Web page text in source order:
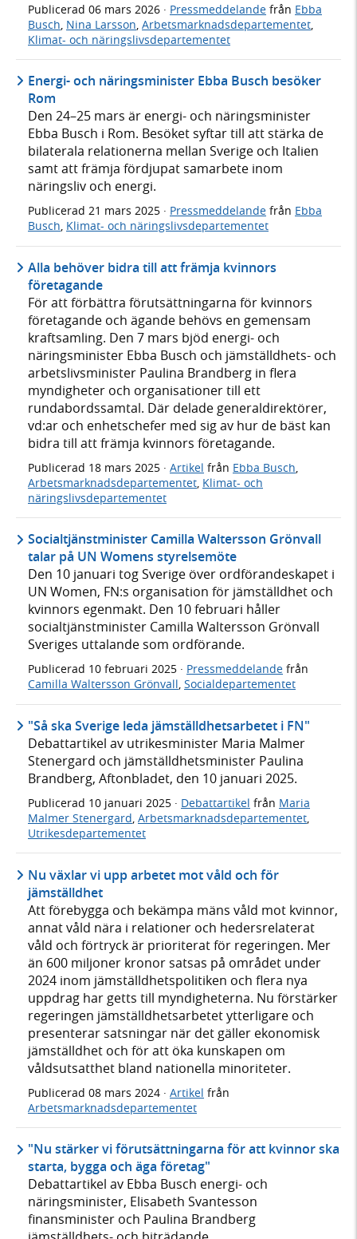
Publicerad 06 mars 2026 · Pressmeddelande från Ebba
Busch Nina Larsson Arbetsmarknadsdepartementet
Klimat- och näringslivsdepartementet
Energi- och näringsminister Ebba Busch besöker
Rom
Den 24–25 mars är energi- och näringsminister
Ebba Busch i Rom. Besöket syftar till att stärka de
bilaterala relationerna mellan Sverige och Italien
samt att främja fördjupat samarbete inom
näringsliv och energi.
Publicerad 21 mars 2025 · Pressmeddelande från Ebba
Busch, Klimat- och näringslivsdepartementet
Alla behöver bidra till att främja kvinnors
företagande
För att förbättra förutsättningarna för kvinnors
företagande och ägande behövs en gemensam
kraftsamling. Den 7 mars bjöd energi- och
näringsminister Ebba Busch och jämställdhets- och
arbetslivsminister Paulina Brandberg in flera
myndigheter och organisationer till ett
rundabordssamtal. Där delade generaldirektörer,
vd:ar och enhetschefer med sig av hur de bäst kan
bidra till att främja kvinnors företagande.
Publicerad 18 mars 2025 · Artikel från Ebba Busch,
Arbetsmarknadsdepartementet, Klimat- och
näringslivsdepartementet
Socialtjänstminister Camilla Waltersson Grönvall
talar på UN Womens styrelsemöte
Den 10 januari tog Sverige över ordförandeskapet i
UN Women, FN:s organisation för jämställdhet och
kvinnors egenmakt. Den 10 februari håller
socialtjänstminister Camilla Waltersson Grönvall
Sveriges uttalande som ordförande.
Publicerad 10 februari 2025 · Pressmeddelande från
Camilla Waltersson Grönvall, Socialdepartementet
"Så ska Sverige leda jämställdhetsarbetet i FN"
Debattartikel av utrikesminister Maria Malmer
Stenergard och jämställdhetsminister Paulina
Brandberg, Aftonbladet, den 10 januari 2025.
Publicerad 10 januari 2025 · Debattartikel från Maria
Malmer Stenergard, Arbetsmarknadsdepartementet,
Utrikesdepartementet
Nu växlar vi upp arbetet mot våld och för
jämställdhet
Att förebygga och bekämpa mäns våld mot kvinnor,
annat våld nära i relationer och hedersrelaterat
våld och förtryck är prioriterat för regeringen. Mer
än 600 miljoner kronor satsas på området under
2024 inom jämställdhetspolitiken och flera nya
uppdrag har getts till myndigheterna. Nu förstärker
regeringen jämställdhetsarbetet ytterligare och
presenterar satsningar när det gäller ekonomisk
jämställdhet och för att öka kunskapen om
våldsutsatthet bland nationella minoriteter.
Publicerad 08 mars 2024 · Artikel från
Arbetsmarknadsdepartementet
"Nu stärker vi förutsättningarna för att kvinnor ska
starta, bygga och äga företag"
Debattartikel av Ebba Busch energi- och
näringsminister, Elisabeth Svantesson
finansminister och Paulina Brandberg